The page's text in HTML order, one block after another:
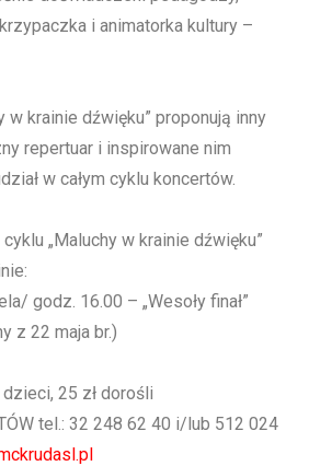
i animatorka kultury –
w krainie dźwięku” proponują inny
repertuar i inspirowane nim
w całym cyklu koncertów.
„Maluchy w krainie dźwięku”
godz. 16.00 – „Wesoły finał”
z 22 maja br.)
25 zł dorośli
tel.: 32 248 62 40 i/lub 512 024